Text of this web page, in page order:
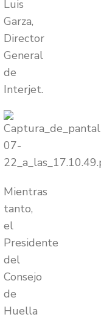
Luis
Garza,
Director
General
de
Interjet.
Mientras
tanto,
el
Presidente
del
Consejo
de
Huella